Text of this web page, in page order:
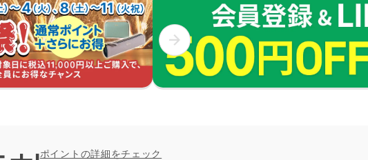
ポイントの詳細をチェック